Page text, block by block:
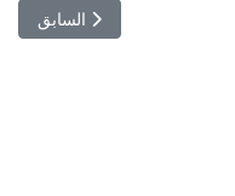
المقال السابق:
السابق
صيد تمساح ضخم "آكل للبشر"